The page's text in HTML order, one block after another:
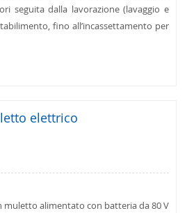
seguita dalla lavorazione (lavaggio e
fino all’incassettamento per
elettrico
muletto alimentato con batteria da 80 V